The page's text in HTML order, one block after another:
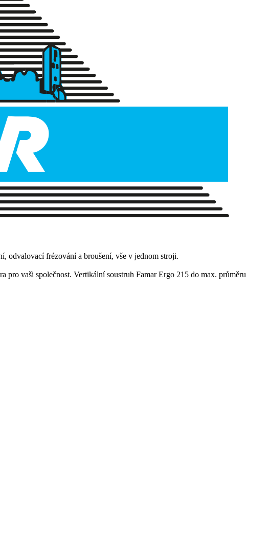
odvalovací frézování a broušení, vše v jednom stroji.
pro vaši společnost. Vertikální soustruh Famar Ergo 215 do max. průměru